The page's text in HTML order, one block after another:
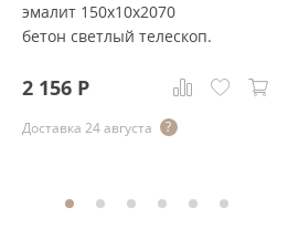
эмалит 150x10x2070
бетон светлый телескоп.
2 156Р
Доставка 24 августа